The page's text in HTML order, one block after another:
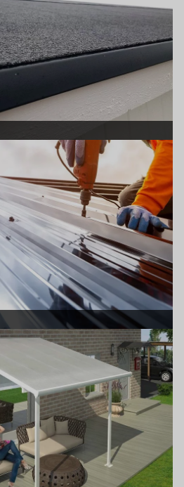
snabb leverans på alla varor i vårt extra
- vi hjälper dig att förverkliga drömmen!